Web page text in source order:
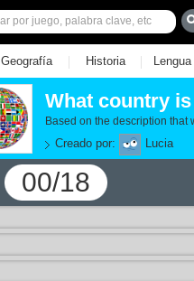
Geografía | Historia | Lengua
What country
Based on the description that
Creado por: Lucia
00/18